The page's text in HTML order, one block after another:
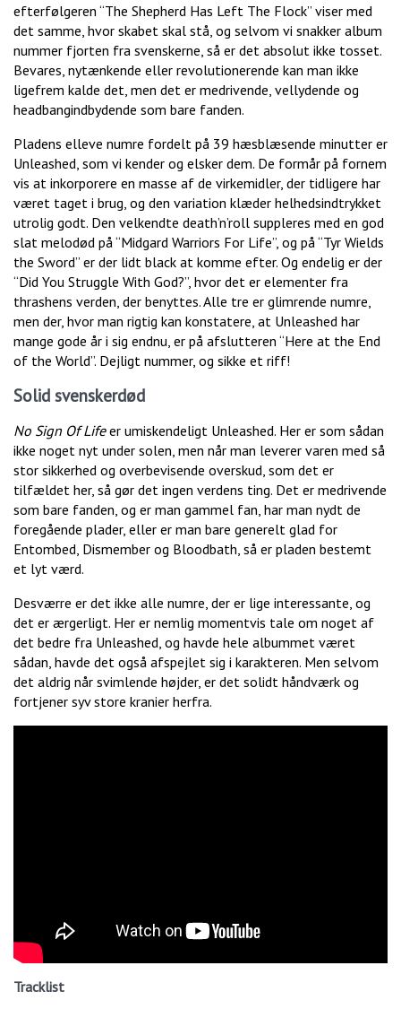
efterfølgeren “The Shepherd Has Left The Flock” viser med
det samme, hvor skabet skal stå, og selvom vi snakker album
nummer fjorten fra svenskerne, så er det absolut ikke tosset.
Bevares, nytænkende eller revolutionerende kan man ikke
ligefrem kalde det, men det er medrivende, vellydende og
headbangindbydende som bare fanden.
Pladens elleve numre fordelt på 39 hæsblæsende minutter er
Unleashed, som vi kender og elsker dem. De formår på fornem
vis at inkorporere en masse af de virkemidler, der tidligere har
været taget i brug, og den variation klæder helhedsindtrykket
utrolig godt. Den velkendte death’n’roll suppleres med en god
slat melodød på “Midgard Warriors For Life”, og på “Tyr Wields
the Sword” er der lidt black at komme efter. Og endelig er der
“Did You Struggle With God?”, hvor det er elementer fra
thrashens verden, der benyttes. Alle tre er glimrende numre,
men der, hvor man rigtig kan konstatere, at Unleashed har
mange gode år i sig endnu, er på afslutteren “Here at the End
of the World”. Dejligt nummer, og sikke et riff!
Solid svenskerdød
No Sign Of Lifeer umiskendeligt Unleashed. Her er som sådan
ikke noget nyt under solen, men når man leverer varen med så
stor sikkerhed og overbevisende overskud, som det er
tilfældet her, så gør det ingen verdens ting. Det er medrivende
som bare fanden, og er man gammel fan, har man nydt de
foregående plader, eller er man bare generelt glad for
Entombed, Dismember og Bloodbath, så er pladen bestemt
et lyt værd.
Desværre er det ikke alle numre, der er lige interessante, og
det er ærgerligt. Her er nemlig momentvis tale om noget af
det bedre fra Unleashed, og havde hele albummet været
sådan, havde det også afspejlet sig i karakteren. Men selvom
det aldrig når svimlende højder, er det solidt håndværk og
fortjener syv store kranier herfra.
Tracklist